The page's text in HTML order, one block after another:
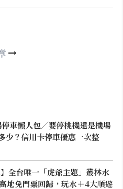
車懶人包／要停桃機還是機場
少？信用卡停車優惠一次整
】全台唯一「虎爺主題」叢林水
地免門票回歸，玩水＋4大順遊